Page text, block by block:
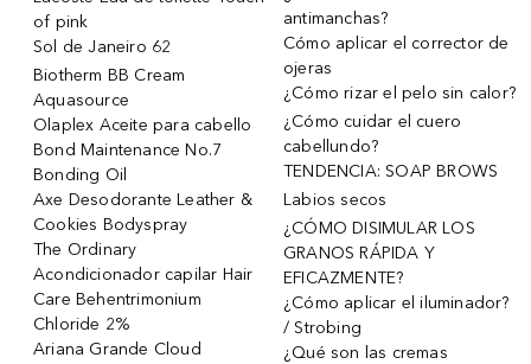
of pink
Sol de Janeiro 62
Biotherm BB Cream
Aquasource
Olaplex Aceite para cabello
Bond Maintenance No.7
Bonding Oil
Axe Desodorante Leather &
Cookies Bodyspray
The Ordinary
Acondicionador capilar Hair
Care Behentrimonium
Chloride 2%
Ariana Grande Cloud
antimanchas?
Cómo aplicar el corrector de
ojeras
¿Cómo rizar el pelo sin calor?
¿Cómo cuidar el cuero
cabellundo?
TENDENCIA: SOAP BROWS
Labios secos
¿CÓMO DISIMULAR LOS
GRANOS RÁPIDA Y
EFICAZMENTE?
¿Cómo aplicar el iluminador?
/ Strobing
¿Qué son las cremas